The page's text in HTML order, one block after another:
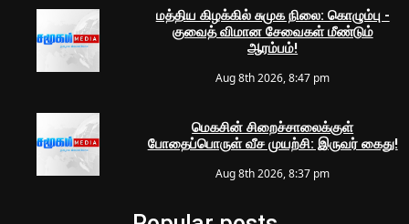
மத்திய கிழக்கில் சுமுக நிலை: கொழும்பு -
குவைத் விமான சேவைகள் மீண்டும்
ஆரம்பம்!
Aug 8th 2026, 8:47 pm
மெகசின் சிறைச்சாலைக்குள்
போதைப்பொருள் வீச முயற்சி: இருவர் கைது!
Aug 8th 2026, 8:37 pm